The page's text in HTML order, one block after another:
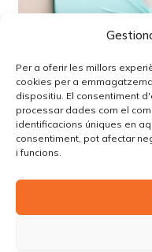
Per a oferir les millors
cookies per a
dispositiu. El consentiment
processar dades com el
identificacions úniques en
consentiment, pot afectar
i funcions.
Lo siento, debes estar
comentario.
© Copyright Piùbella
Designed ByCreative